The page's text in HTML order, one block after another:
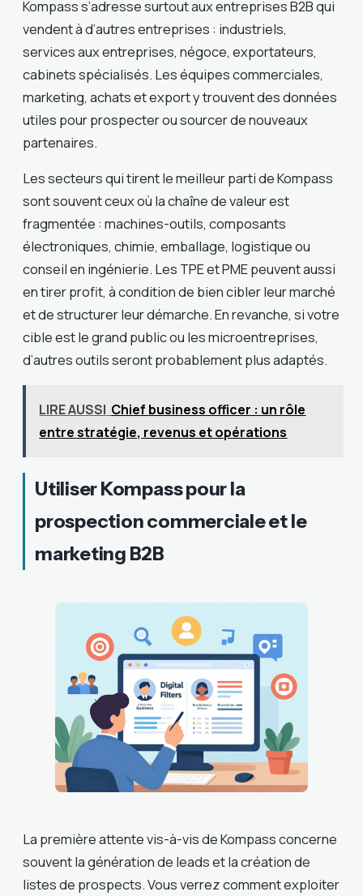
Kompass s’adresse surtout aux entreprises B2B qui
vendent à d’autres entreprises : industriels,
services aux entreprises, négoce, exportateurs,
cabinets spécialisés. Les équipes commerciales,
marketing, achats et export y trouvent des données
utiles pour prospecter ou sourcer de nouveaux
partenaires.
Les secteurs qui tirent le meilleur parti de Kompass
sont souvent ceux où la chaîne de valeur est
fragmentée : machines-outils, composants
électroniques, chimie, emballage, logistique ou
conseil en ingénierie. Les TPE et PME peuvent aussi
en tirer profit, à condition de bien cibler leur marché
et de structurer leur démarche. En revanche, si votre
cible est le grand public ou les microentreprises,
d’autres outils seront probablement plus adaptés.
LIRE AUSSI Chief business officer : un rôle
entre stratégie, revenus et opérations
Utiliser Kompass pour la
prospection commerciale et le
marketing B2B
La première attente vis-à-vis de Kompass concerne
souvent la génération de leads et la création de
listes de prospects. Vous verrez comment exploiter